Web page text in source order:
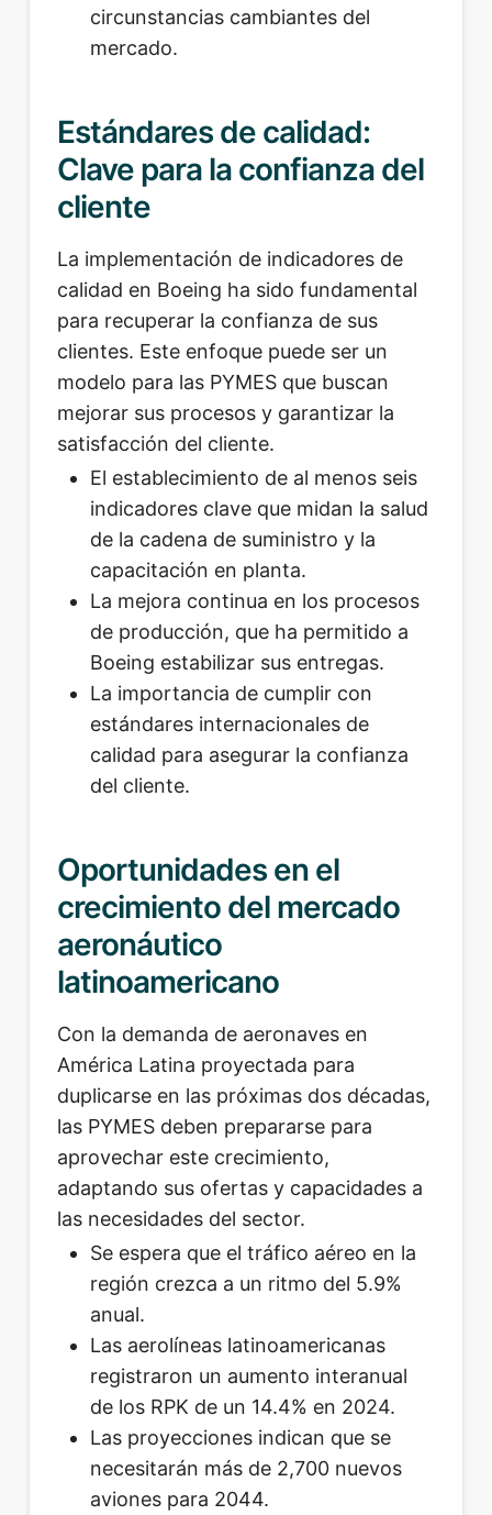
circunstancias cambiantes del
mercado.
Estándares de calidad:
Clave para la confianza del
cliente
La implementación de indicadores de
calidad en Boeing ha sido fundamental
para recuperar la confianza de sus
clientes. Este enfoque puede ser un
modelo para las PYMES que buscan
mejorar sus procesos y garantizar la
satisfacción del cliente.
El establecimiento de al menos seis
indicadores clave que midan la salud
de la cadena de suministro y la
capacitación en planta.
La mejora continua en los procesos
de producción, que ha permitido a
Boeing estabilizar sus entregas.
La importancia de cumplir con
estándares internacionales de
calidad para asegurar la confianza
del cliente.
Oportunidades en el
crecimiento del mercado
aeronáutico
latinoamericano
Con la demanda de aeronaves en
América Latina proyectada para
duplicarse en las próximas dos décadas,
las PYMES deben prepararse para
aprovechar este crecimiento,
adaptando sus ofertas y capacidades a
las necesidades del sector.
Se espera que el tráfico aéreo en la
región crezca a un ritmo del 5.9%
anual.
Las aerolíneas latinoamericanas
registraron un aumento interanual
de los RPK de un 14.4% en 2024.
Las proyecciones indican que se
necesitarán más de 2,700 nuevos
aviones para 2044.